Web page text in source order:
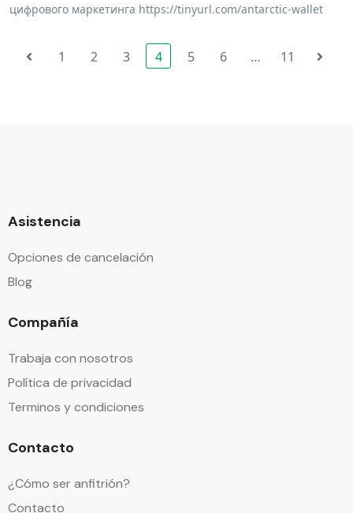
цифрового маркетинга https://tinyurl.com/antarctic-wallet
1 2 3 4 5 6 … 11
Asistencia
Opciones de cancelación
Blog
Compañía
Trabaja con nosotros
Política de privacidad
Terminos y condiciones
Contacto
¿Cómo ser anfitrión?
Contacto